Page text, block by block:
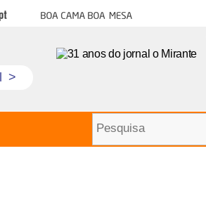
Boa cama boa mesa
>